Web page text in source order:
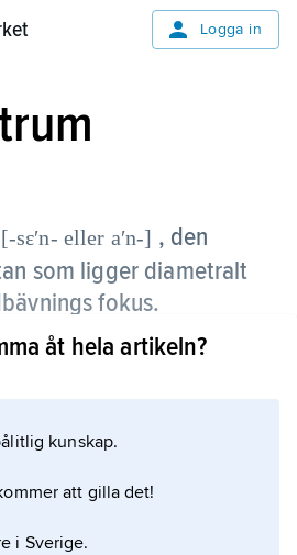
Logga in
[-sɛʹn- eller aʹn-] , den
som ligger diametralt
fokus.
åt hela artikeln?
kunskap.
att gilla det!
i Sverige.